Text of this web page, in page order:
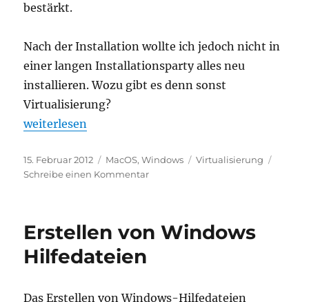
bestärkt.
Nach der Installation wollte ich jedoch nicht in
einer langen Installationsparty alles neu
installieren. Wozu gibt es denn sonst
Virtualisierung?
„Festplatte von VMware Fusion nach Parallels
weiterlesen
Veröffentlicht
am
15. Februar 2012 Kategorien
MacOS,Windows Schlagwörter
Virtualisierung
Schreibe einen Kommentarzu
Fusion
Erstellen von Windows
Hilfedateien
Das Erstellen von Windows-Hilfedateien